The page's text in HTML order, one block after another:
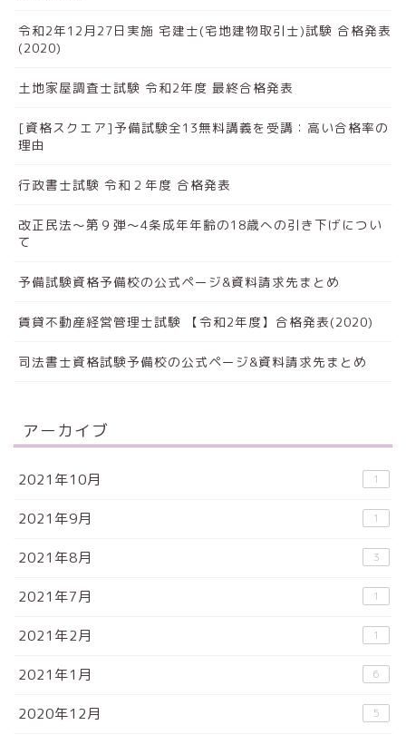
令和2年12月27日実施 宅建士(宅地建物取引士)試験 合格発表
(2020)
土地家屋調査士試験 令和2年度 最終合格発表
[資格スクエア]予備試験全13無料講義を受講：高い合格率の
理由
行政書士試験 令和２年度 合格発表
改正民法～第９弾～4条成年年齢の18歳への引き下げについ
て
予備試験資格予備校の公式ページ&資料請求先まとめ
賃貸不動産経営管理士試験 【令和2年度】合格発表(2020)
司法書士資格試験予備校の公式ページ&資料請求先まとめ
アーカイブ
2021年10月 1
2021年9月 1
2021年8月 3
2021年7月 1
2021年2月 1
2021年1月 6
2020年12月 5